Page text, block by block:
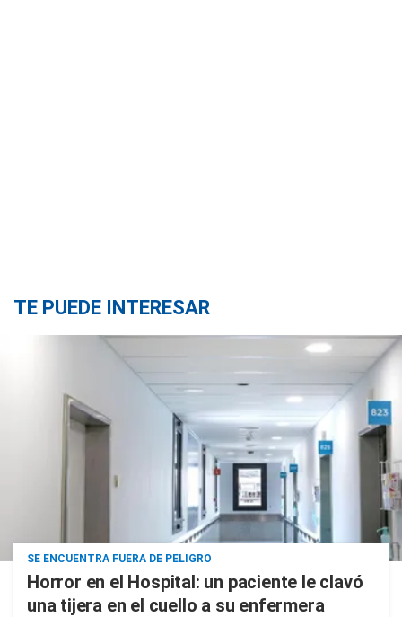
TE PUEDE INTERESAR
SE ENCUENTRA FUERA DE PELIGRO
Horror en el Hospital: un paciente le clavó
una tijera en el cuello a su enfermera